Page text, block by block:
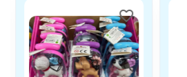
favorite_border